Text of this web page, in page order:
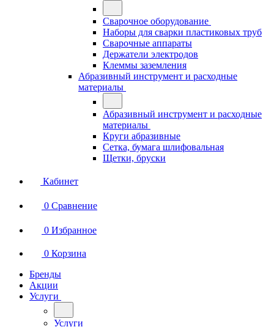
Сварочное оборудование
Наборы для сварки пластиковых труб
Сварочные аппараты
Держатели электродов
Клеммы заземления
Абразивный инструмент и расходные
материалы
Абразивный инструмент и расходные
материалы
Круги абразивные
Сетка, бумага шлифовальная
Щетки, бруски
Кабинет
0 Сравнение
0 Избранное
0 Корзина
Бренды
Акции
Услуги
Услуги